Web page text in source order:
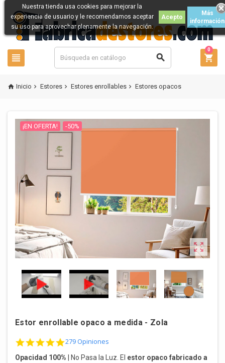
  
0
Nuestra tienda usa cookies para mejorar la
experiencia de usuario y le recomendamos aceptar
su uso para aprovechar plenamente la navegación.
Acepto
Más
información
 Inicio  Estores  Estores enrollables  Estores opacos

¡EN OFERTA! -50%
Estor enrollable opaco a medida - Zola
4.8 star rating
279 Opiniones
Opacidad 100% | No Pasa la Luz. El estor opaco fabricado a